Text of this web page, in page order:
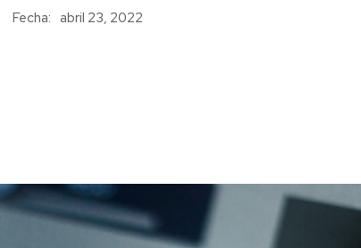
Fecha: abril 23, 2022